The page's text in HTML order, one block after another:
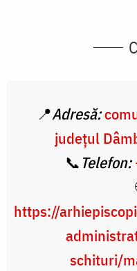
📍Adresă:
județul
📞 Telefon:
https://
schituri/